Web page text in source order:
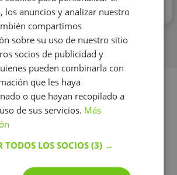
Leer más
Erandio Erandiogoikoa
en su ciudad
Matemáticas
SOBRE CLASES
profesor particular en el distrito
Erandio?
los anuncios y analizar nuestro
compartimos
sobre su uso de nuestro sitio
socios de publicidad y
pueden combinarla con
que les haya
o que hayan recopilado a
de sus servicios. Más
TODOS LOS SOCIOS(3) →